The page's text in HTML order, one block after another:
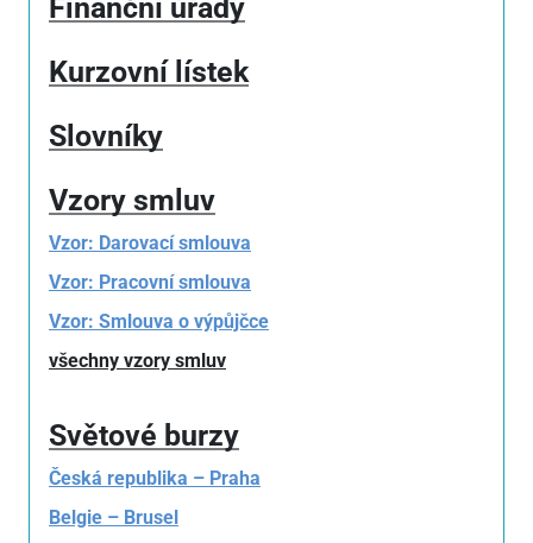
Finanční úřady
Kurzovní lístek
Slovníky
Vzory smluv
Vzor: Darovací smlouva
Vzor: Pracovní smlouva
Vzor: Smlouva o výpůjčce
všechny vzory smluv
Světové burzy
Česká republika – Praha
Belgie – Brusel